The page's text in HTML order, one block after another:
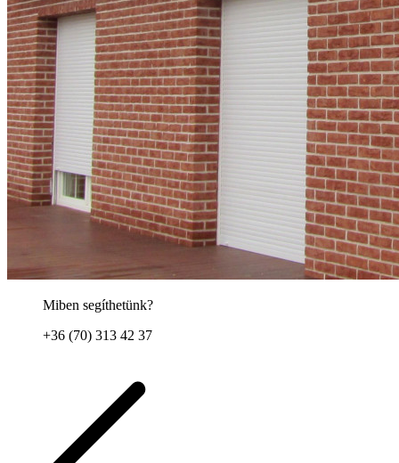
Miben segíthetünk?
+36 (70) 313 42 37